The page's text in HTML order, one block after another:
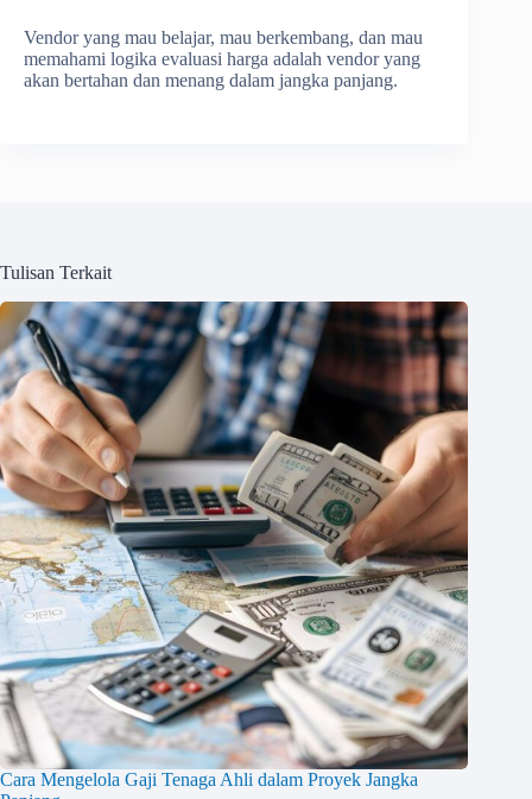
Vendor yang mau belajar, mau berkembang, dan mau
memahami logika evaluasi harga adalah vendor yang
akan bertahan dan menang dalam jangka panjang.
Tulisan Terkait
Cara Mengelola Gaji Tenaga Ahli dalam Proyek Jangka